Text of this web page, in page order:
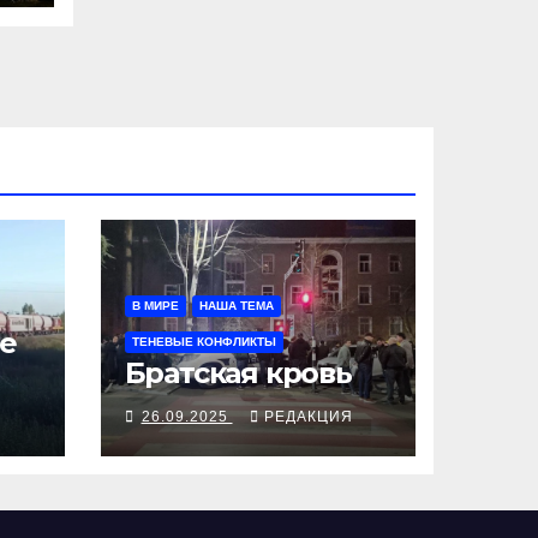
В МИРЕ НАША ТЕМА
ТЕНЕВЫЕ КОНФЛИКТЫ
Братская кровь
26.09.2025 РЕДАКЦИЯ